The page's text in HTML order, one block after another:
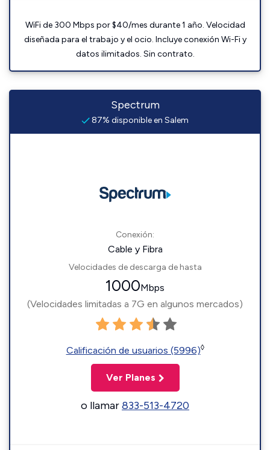
WiFi de 300 Mbps por $40/mes durante 1 año. Velocidad
diseñada para el trabajo y el ocio. Incluye conexión Wi-Fi y
datos ilimitados. Sin contrato.
Spectrum
87% disponible en Salem
Conexión:
Cable y Fibra
Velocidades de descarga de hasta
1000Mbps
(Velocidades limitadas a 7G en algunos mercados)
Calificación de usuarios (5996)◊
Ver Planes
o llamar833-513-4720